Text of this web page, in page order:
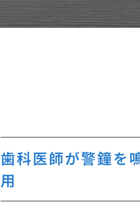
歯科医師が警鐘を
用